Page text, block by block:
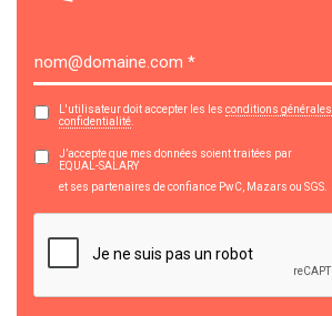
L'utilisateur doit accepter les les conditions générales
confidentialité
J’accepte que mes données soient traitées par
EQUAL-SALARY
et ses partenaires de confiance PwC, Mazars ou SGS.